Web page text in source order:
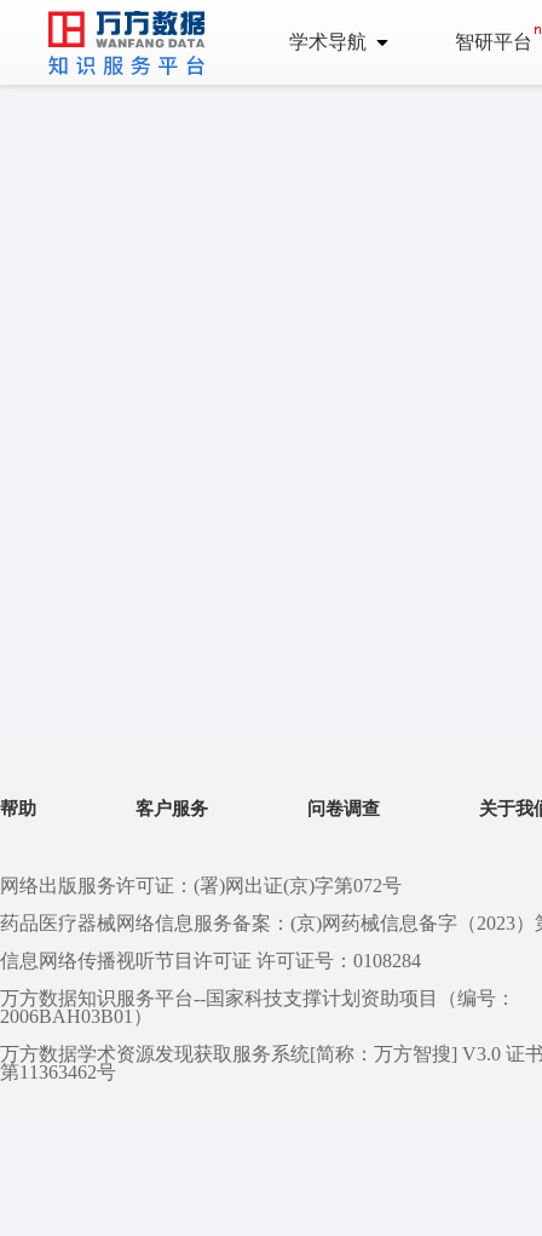
学术导航 智研平台
帮助 客户服务 问卷调查 关于我
网络出版服务许可证：(署)网出证(京)字第072号
药品医疗器械网络信息服务备案：(京)网药械信息备字（2023）
信息网络传播视听节目许可证 许可证号：0108284
万方数据知识服务平台--国家科技支撑计划资助项目（编号：
2006BAH03B01）
万方数据学术资源发现获取服务系统[简称：万方智搜] V3.0 证
第11363462号